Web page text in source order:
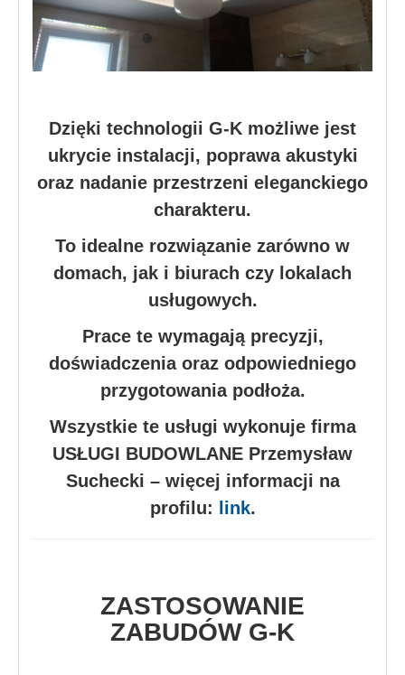
Dzięki technologii G-K możliwe jest
ukrycie instalacji, poprawa akustyki
oraz nadanie przestrzeni eleganckiego
charakteru.
To idealne rozwiązanie zarówno w
domach, jak i biurach czy lokalach
usługowych.
Prace te wymagają precyzji,
doświadczenia oraz odpowiedniego
przygotowania podłoża.
Wszystkie te usługi wykonuje firma
USŁUGI BUDOWLANE Przemysław
Suchecki – więcej informacji na
profilu:
link.
ZASTOSOWANIE
ZABUDÓW G-K